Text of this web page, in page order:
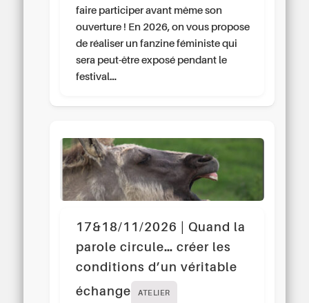
faire participer avant même son
ouverture ! En 2026, on vous propose
de réaliser un fanzine féministe qui
sera peut-être exposé pendant le
festival…
17&18/11/2026 | Quand la
parole circule… créer les
conditions d’un véritable
échange
ATELIER